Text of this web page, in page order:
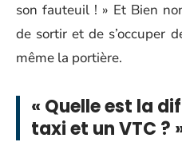
son fauteuil ! » Et Bien
de sortir et de s’occuper
même la portière.
« Quelle est la
taxi et un VTC ?